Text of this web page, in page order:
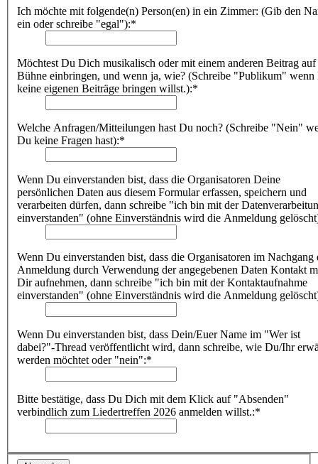
Ich möchte mit folgende(n) Person(en) in ein Zimmer: (Gib den
ein oder schreibe "egal"):*
Möchtest Du Dich musikalisch oder mit einem anderen Beitrag auf
Bühne einbringen, und wenn ja, wie? (Schreibe "Publikum" wenn
keine eigenen Beiträge bringen willst.):*
Welche Anfragen/Mitteilungen hast Du noch? (Schreibe "Nein"
Du keine Fragen hast):*
Wenn Du einverstanden bist, dass die Organisatoren Deine
persönlichen Daten aus diesem Formular erfassen, speichern und
verarbeiten dürfen, dann schreibe "ich bin mit der
einverstanden" (ohne Einverständnis wird die Anmeldung
Wenn Du einverstanden bist, dass die Organisatoren im Nachgang
Anmeldung durch Verwendung der angegebenen Daten Kontakt
Dir aufnehmen, dann schreibe "ich bin mit der Kontaktaufnahme
einverstanden" (ohne Einverständnis wird die Anmeldung
Wenn Du einverstanden bist, dass Dein/Euer Name im "Wer ist
dabei?"-Thread veröffentlicht wird, dann schreibe, wie Du/Ihr
werden möchtet oder "nein":*
Bitte bestätige, dass Du Dich mit dem Klick auf "Absenden"
verbindlich zum Liedertreffen 2026 anmelden willst.:*